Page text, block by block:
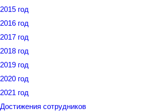
2015 год
2016 год
2017 год
2018 год
2019 год
2020 год
2021 год
Достижения сотрудников